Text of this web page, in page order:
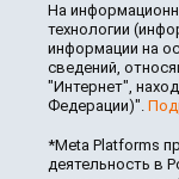
На
технологии
информации на
сведений,
"Интернет",
Федерации)".
*Meta Platforms
деятельность в